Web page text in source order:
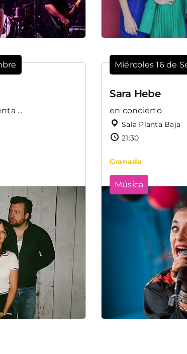
...
Miércoles 16 de
Sara Hebe
en concierto
Sala Planta Baja
21:30
Granada
Música